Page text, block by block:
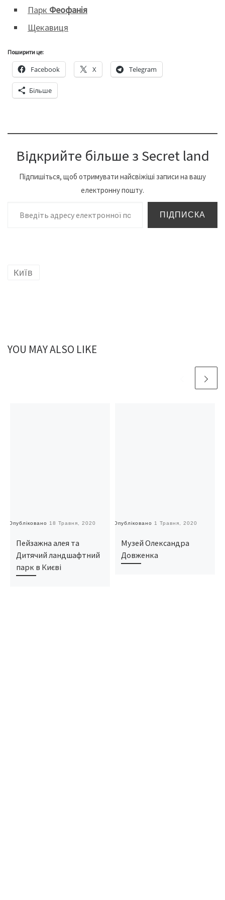
Парк Феофанія
Щекавиця
Поширити це:
Facebook X Telegram
Більше
Відкрийте більше з Secret land
Підпишіться, щоб отримувати найсвіжіші записи на вашу
електронну пошту.
Введіть адресу електронної пошти…
ПІДПИСКА
Київ
YOU MAY ALSO LIKE
Опубліковано 18 Травня, 2020
Пейзажна алея та
Дитячий ландшафтний
парк в Києві
Опубліковано 1 Травня, 2020
Музей Олександра
Довженка